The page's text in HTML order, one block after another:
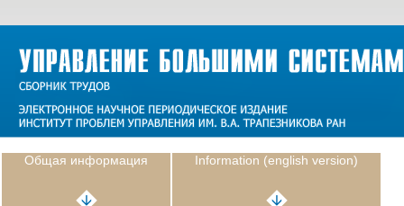
Общая информация Information (english version)